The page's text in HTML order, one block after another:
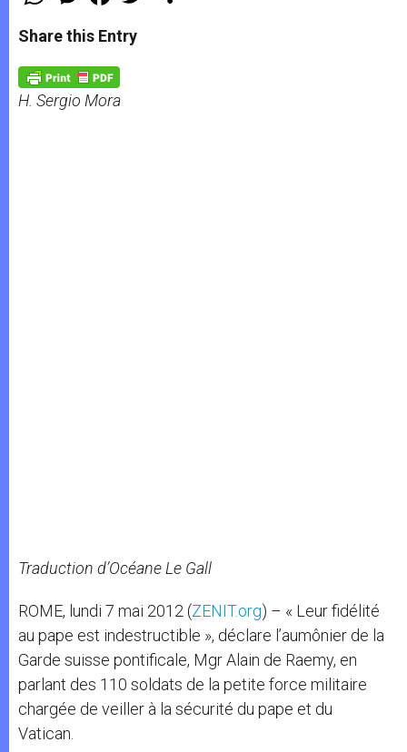
t
s
p
p
s
e
g
e
r
e
b
o
k
Share this Entry
H. Sergio Mora
Traduction d’Océane Le Gall
ROME, lundi 7 mai 2012 (ZENIT.org) – « Leur fidélité
au pape est indestructible », déclare l’aumônier de la
Garde suisse pontificale, Mgr Alain de Raemy, en
parlant des 110 soldats de la petite force militaire
chargée de veiller à la sécurité du pape et du
Vatican.